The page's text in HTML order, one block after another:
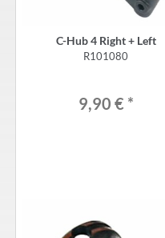
C-Hub 4 Right + Left
R101080
9,90 € *